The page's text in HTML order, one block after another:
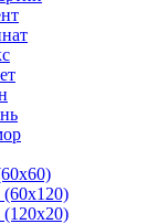
(60x120)
(120x20)